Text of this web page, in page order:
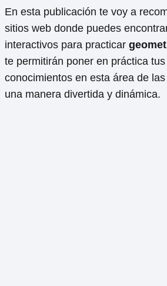
En esta publicación te voy a
sitios web donde puedes
interactivos para practicar
te permitirán poner en práctica
conocimientos en esta área de
una manera divertida y dinámica.